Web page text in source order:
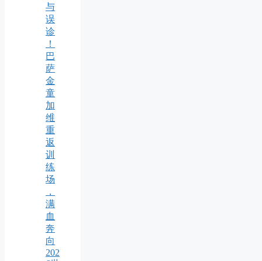
与
误
诊
！
巴
萨
金
童
加
维
重
返
训
练
场
，
满
血
奔
向
202